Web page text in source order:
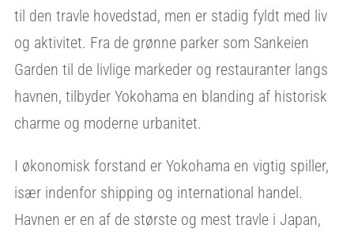
til den travle hovedstad, men er stadig fyldt med liv
og aktivitet. Fra de grønne parker som Sankeien
Garden til de livlige markeder og restauranter langs
havnen, tilbyder Yokohama en blanding af historisk
charme og moderne urbanitet.
I økonomisk forstand er Yokohama en vigtig spiller,
især indenfor shipping og international handel.
Havnen er en af de største og mest travle i Japan,